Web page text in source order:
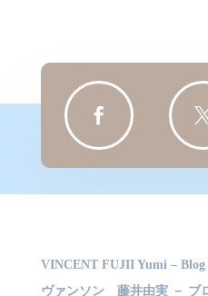

VINCENT FUJII Yumi – Blog
ヴァンソン 藤井由実 － ブ